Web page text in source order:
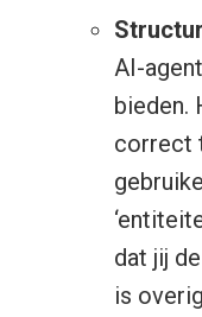
AI-
bieden.
correct
dat jij
is